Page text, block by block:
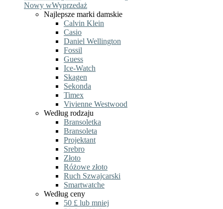
Nowy wWyprzedaż
Najlepsze marki damskie
Calvin Klein
Casio
Daniel Wellington
Fossil
Guess
Ice-Watch
Skagen
Sekonda
Timex
Vivienne Westwood
Według rodzaju
Bransoletka
Bransoleta
Projektant
Srebro
Złoto
Różowe złoto
Ruch Szwajcarski
Smartwatche
Według ceny
50 £ lub mniej